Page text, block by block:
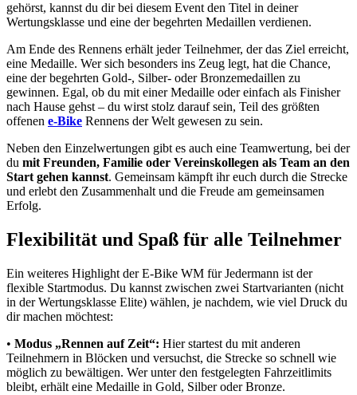
gehörst, kannst du dir bei diesem Event den Titel in deiner
Wertungsklasse und eine der begehrten Medaillen verdienen.
Am Ende des Rennens erhält jeder Teilnehmer, der das Ziel erreicht,
eine Medaille. Wer sich besonders ins Zeug legt, hat die Chance,
eine der begehrten Gold-, Silber- oder Bronzemedaillen zu
gewinnen. Egal, ob du mit einer Medaille oder einfach als Finisher
nach Hause gehst – du wirst stolz darauf sein, Teil des größten
offenen e-Bike Rennens der Welt gewesen zu sein.
Neben den Einzelwertungen gibt es auch eine Teamwertung, bei der
du mit Freunden, Familie oder Vereinskollegen als Team an den
Start gehen kannst. Gemeinsam kämpft ihr euch durch die Strecke
und erlebt den Zusammenhalt und die Freude am gemeinsamen
Erfolg.
Flexibilität und Spaß für alle Teilnehmer
Ein weiteres Highlight der E-Bike WM für Jedermann ist der
flexible Startmodus. Du kannst zwischen zwei Startvarianten (nicht
in der Wertungsklasse Elite) wählen, je nachdem, wie viel Druck du
dir machen möchtest:
• Modus „Rennen auf Zeit“: Hier startest du mit anderen
Teilnehmern in Blöcken und versuchst, die Strecke so schnell wie
möglich zu bewältigen. Wer unter den festgelegten Fahrzeitlimits
bleibt, erhält eine Medaille in Gold, Silber oder Bronze.